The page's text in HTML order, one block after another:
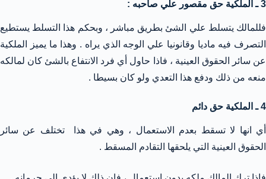
3 ـ الملكية حق مقصور علي صاحبه :
فللمالك يتسلط علي الشئ بطريق مباشر ، وبحكم هذا التسلط يستطيع
التصرف فيه ماديا وقانونيا علي الوجه الذي يراه . وهذا ما يميز الملكية
عن سائر الحقوق العينية ، فاذا حاول أي فرد الانتفاع بالشئ كان لمالكه
منعه من ذلك ودفع هذا التعدي ولو كان بسيطا .
4 ـ الملكية حق دائم
أي انها لا تسقط بعدم الاستعمال ، وهي في هذا تختلف عن سائر
الحقوق العينية التي يلحقها التقادم المسقط .